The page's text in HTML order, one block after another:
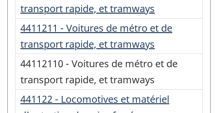
transport rapide, et tramways
4411211 - Voitures de métro et de
transport rapide, et tramways
44112110 - Voitures de métro et de
transport rapide, et tramways
441122 - Locomotives et matériel